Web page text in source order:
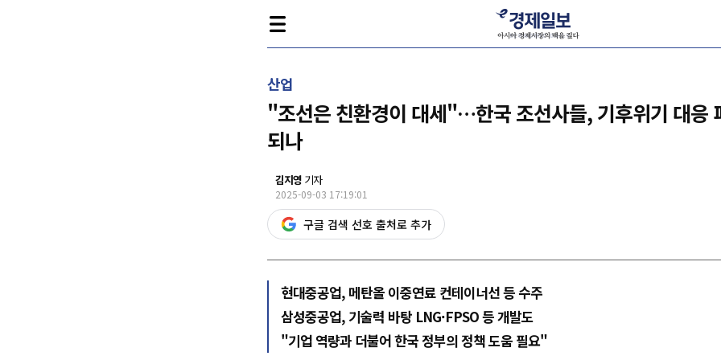
산업
"조선은 친환경이 대세"…한국 조선사들, 기후위기 대응
되나
김지영 기자
2025-09-03 17:19:01
구글 검색 선호 출처로 추가
현대중공업, 메탄올 이중연료 컨테이너선 등 수주
삼성중공업, 기술력 바탕 LNG·FPSO 등 개발도
"기업 역량과 더불어 한국 정부의 정책 도움 필요"